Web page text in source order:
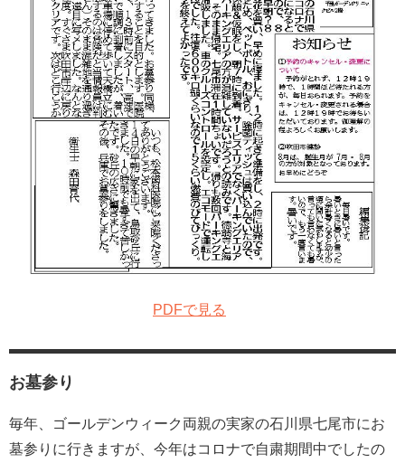
PDFで見る
お墓参り
毎年、ゴールデンウィーク両親の実家の石川県七尾市にお
墓参りに行きますが、今年はコロナで自粛期間中でしたの